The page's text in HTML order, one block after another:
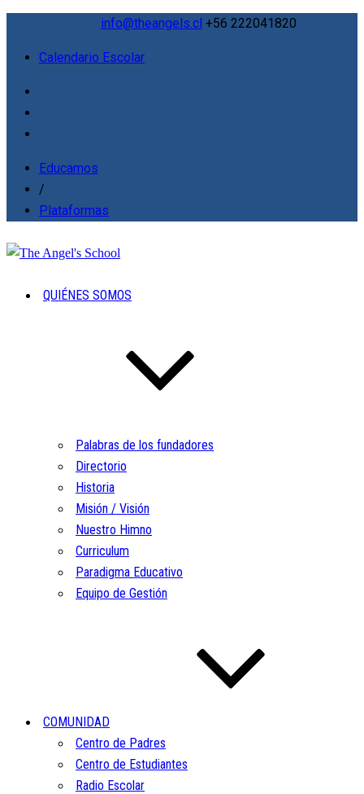
info@theangels.cl +56 222041820
Calendario Escolar
Educamos
/
Plataformas
QUIÉNES SOMOS
Palabras de los fundadores
Directorio
Historia
Misión / Visión
Nuestro Himno
Curriculum
Paradigma Educativo
Equipo de Gestión
COMUNIDAD
Centro de Padres
Centro de Estudiantes
Radio Escolar